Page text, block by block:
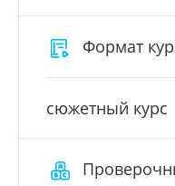
Формат
сюжетный курс